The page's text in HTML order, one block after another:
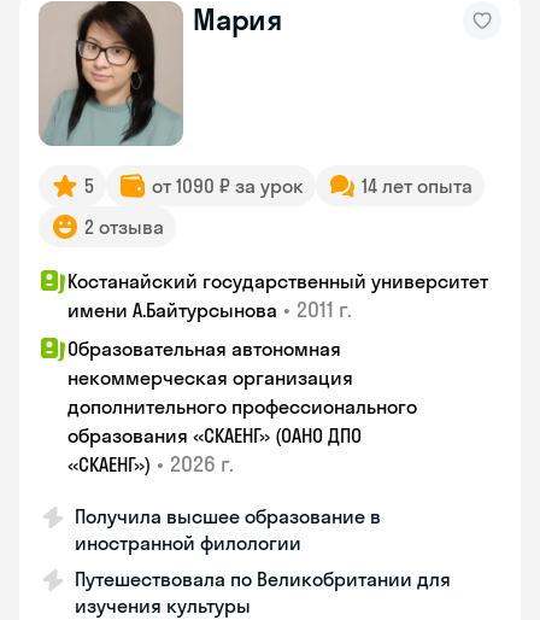
Мария
5 от 1090 ₽ за урок
14 лет опыта
2 отзыва
Костанайский государственный университет
имени А.Байтурсынова • 2011 г.
Образовательная автономная
некоммерческая организация
дополнительного профессионального
образования «СКАЕНГ» (ОАНО ДПО
«СКАЕНГ») • 2026 г.
Получила высшее образование в
иностранной филологии
Путешествовала по Великобритании для
изучения культуры